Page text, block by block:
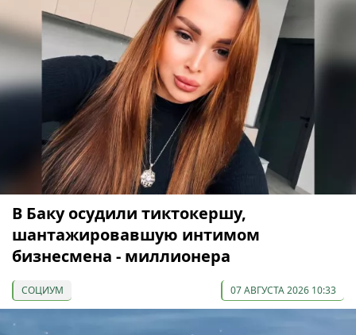
В Баку осудили тиктокершу,
шантажировавшую интимом
бизнесмена - миллионера
СОЦИУМ 07 АВГУСТА 2026 10:33